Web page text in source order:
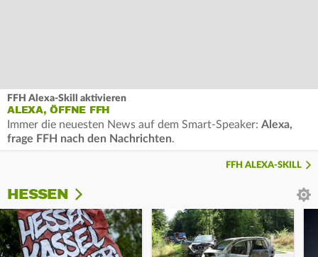
FFH Alexa-Skill aktivieren
ALEXA, ÖFFNE FFH
Immer die neuesten News auf dem Smart-Speaker: Alexa,
frage FFH nach den Nachrichten.
FFH ALEXA-SKILL
HESSEN